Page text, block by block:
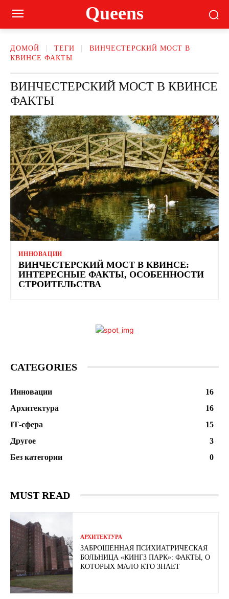
Queens
ДОМОЙ ТЕГИ
ВИНЧЕСТЕРСКИЙ МОСТ В
КВИНСЕ ФАКТЫ
ВИНЧЕСТЕРСКИЙ МОСТ В КВИНСЕ
ФАКТЫ
ИННОВАЦИИ
ВИНЧЕСТЕРСКИЙ МОСТ В КВИНСЕ:
ИНТЕРЕСНЫЕ ФАКТЫ, ОСОБЕННОСТИ
СТРОИТЕЛЬСТВА
CATEGORIES
Инновации
16
Архитектура
16
ІТ-сфера
15
Другое
3
Без категории
0
MUST READ
АРХИТЕКТУРА
ЗАБРОШЕННАЯ ПСИХИАТРИЧЕСКАЯ
БОЛЬНИЦА «КИНГЗ ПАРК»: ФАКТЫ, О
КОТОРЫХ МАЛО КТО ЗНАЕТ